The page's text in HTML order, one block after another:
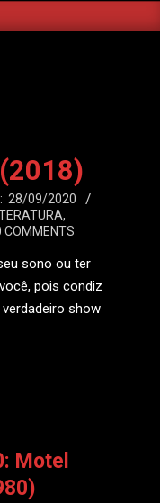
28/09/2020
,
COMMENTS
sono ou ter
pois condiz
show
Motel